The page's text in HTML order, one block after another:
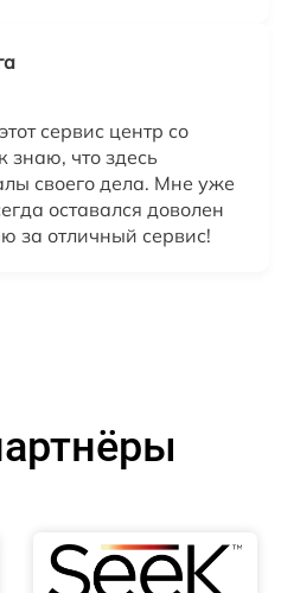
сервис центр со
знаю, что здесь
своего дела. Мне уже
оставался доволен
за отличный сервис!